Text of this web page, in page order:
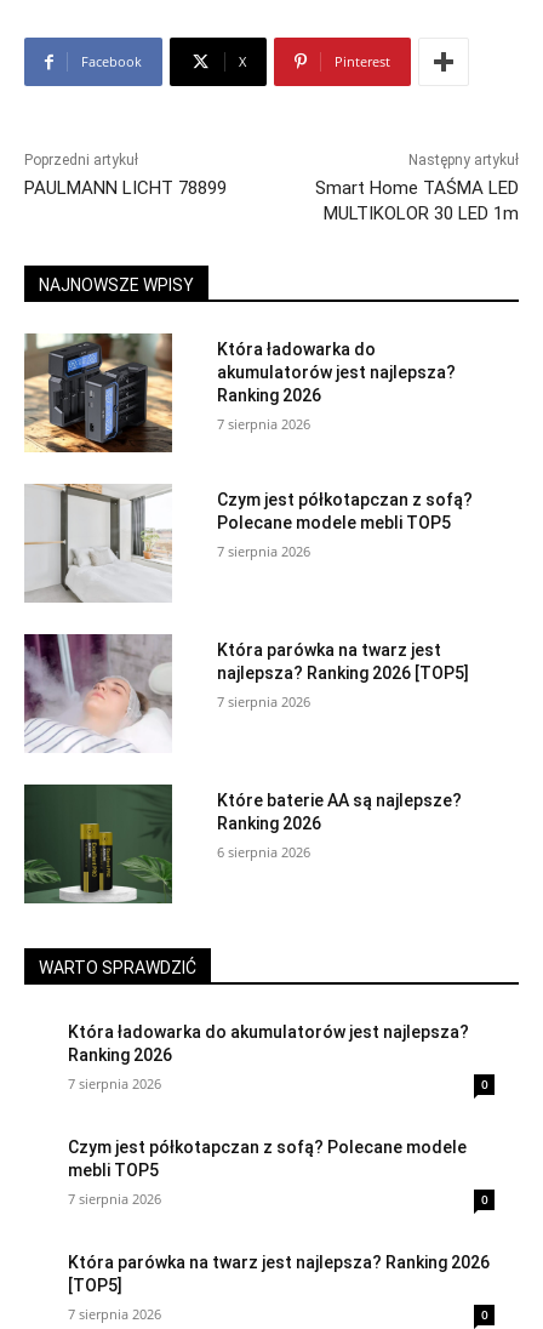
Facebook X Pinterest
Poprzedni artykuł
PAULMANN LICHT 78899
Następny artykuł
Smart Home TAŚMA LED
MULTIKOLOR 30 LED 1m
NAJNOWSZE WPISY
Która ładowarka do
akumulatorów jest najlepsza?
Ranking 2026
7 sierpnia 2026
Czym jest półkotapczan z sofą?
Polecane modele mebli TOP5
7 sierpnia 2026
Która parówka na twarz jest
najlepsza? Ranking 2026 [TOP5]
7 sierpnia 2026
Które baterie AA są najlepsze?
Ranking 2026
6 sierpnia 2026
WARTO SPRAWDZIĆ
Która ładowarka do akumulatorów jest najlepsza?
Ranking 2026
7 sierpnia 2026 0
Czym jest półkotapczan z sofą? Polecane modele
mebli TOP5
7 sierpnia 2026 0
Która parówka na twarz jest najlepsza? Ranking 2026
[TOP5]
7 sierpnia 2026 0